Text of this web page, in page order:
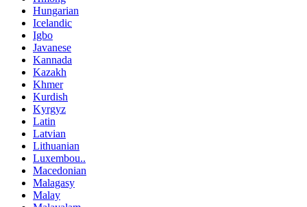
Hungarian
Icelandic
Igbo
Javanese
Kannada
Kazakh
Khmer
Kurdish
Kyrgyz
Latin
Latvian
Lithuanian
Luxembou..
Macedonian
Malagasy
Malay